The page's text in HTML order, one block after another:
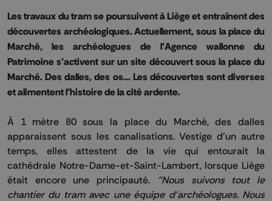
Les travaux du tram se poursuivent à Liège et entraînent des
découvertes archéologiques.Actuellement, sous la place du
Marché, les archéologues de l'Agence wallonne du
Patrimoine s'activent sur un site découvert sous la place du
Marché.Des dalles, des os... Les découvertes sont diverses
et alimentent l'histoire de la cité ardente.
À 1 mètre 80 sous la place du Marché, des dalles
apparaissent sous les canalisations.Vestige d’un autre
temps, elles attestent de la vie qui entourait la
cathédrale Notre-Dame-et-Saint-Lambert, lorsque Liège
était encore une principauté.
"Nous suivons tout le
chantier du tram avec une équipe d'archéologues.Nous